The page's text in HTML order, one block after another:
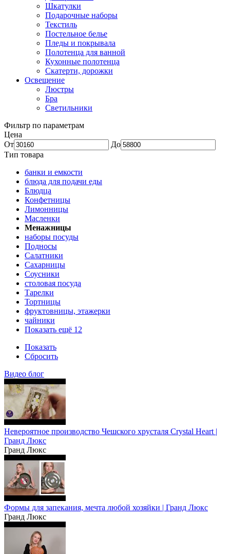
Шкатулки
Подарочные наборы
Текстиль
Постельное белье
Пледы и покрывала
Полотенца для ванной
Кухонные полотенца
Скатерти, дорожки
Освещение
Люстры
Бра
Светильники
Фильтр по параметрам
Цена
От
До
Тип товара
банки и емкости
блюда для подачи еды
Блюдца
Конфетницы
Лимонницы
Масленки
Менажницы
наборы посуды
Подносы
Салатники
Сахарницы
Соусники
столовая посуда
Тарелки
Тортницы
фруктовницы, этажерки
чайники
Показать ещё 12
Показать
Сбросить
Видео блог
Невероятное производство Чешского хрусталя Crystal Heart |
Гранд Люкс
Гранд Люкс
Формы для запекания, мечта любой хозяйки | Гранд Люкс
Гранд Люкс